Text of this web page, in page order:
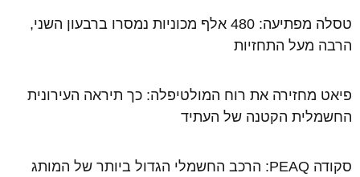
טסלה מפתיעה: 480 אלף מכוניות נמסרו ברבעון השני,
הרבה מעל התחזיות
פיאט מחזירה את רוח המולטיפלה: כך תיראה העירונית
החשמלית הקטנה של העתיד
סקודה PEAQ: הרכב החשמלי הגדול ביותר של המותג